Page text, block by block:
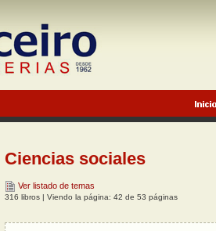
Ciencias sociales
Ver listado de temas
316 libros | Viendo la página: 42 de 53 páginas